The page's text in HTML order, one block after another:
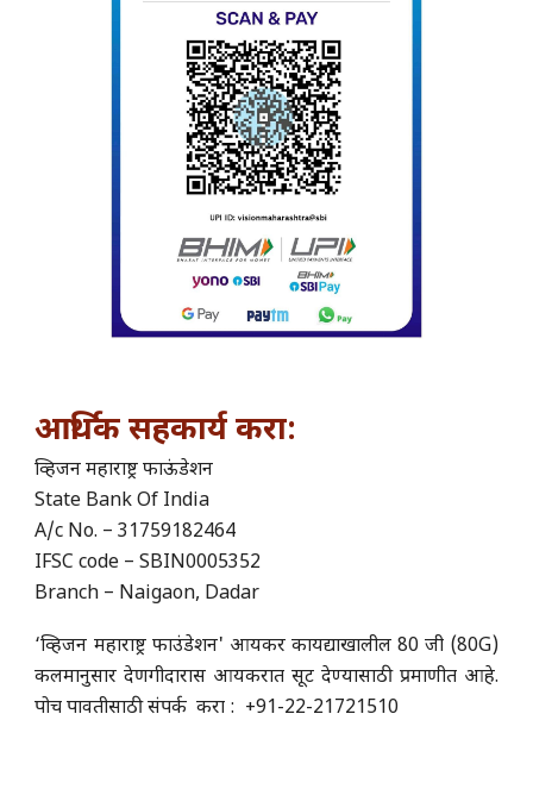
आर्थिक सहकार्य करा:
व्हिजन महाराष्ट्र फाऊंडेशन
State Bank Of India
A/c No. – 31759182464
IFSC code – SBIN0005352
Branch – Naigaon, Dadar
‘व्हिजन महाराष्ट्र फाउंडेशन' आयकर कायद्याखालील 80 जी (80G)
कलमानुसार देणगीदारास आयकरात सूट देण्यासाठी प्रमाणीत आहे.
पोच पावतीसाठी संपर्क करा : +91-22-21721510